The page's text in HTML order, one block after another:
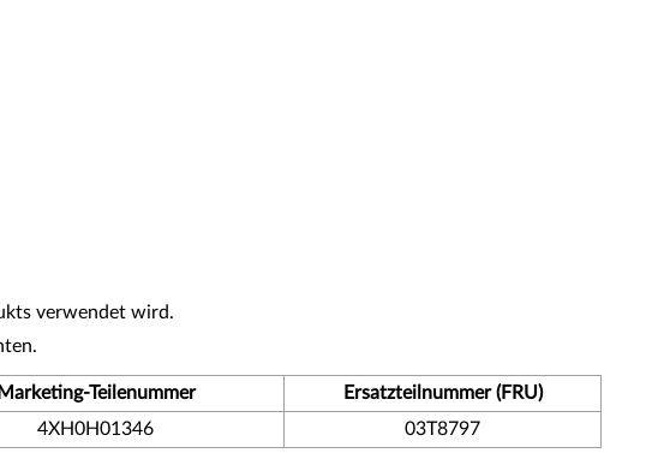
verwendet wird.
Marketing-Teilenummer
Ersatzteilnummer (FRU)
4XH0H01346 03T8797